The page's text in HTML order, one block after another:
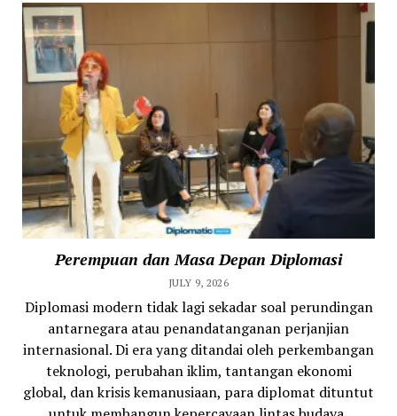
Perempuan dan Masa Depan Diplomasi
JULY 9, 2026
Diplomasi modern tidak lagi sekadar soal perundingan
antarnegara atau penandatanganan perjanjian
internasional. Di era yang ditandai oleh perkembangan
teknologi, perubahan iklim, tantangan ekonomi
global, dan krisis kemanusiaan, para diplomat dituntut